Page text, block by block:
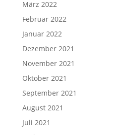
März 2022
Februar 2022
Januar 2022
Dezember 2021
November 2021
Oktober 2021
September 2021
August 2021
Juli 2021